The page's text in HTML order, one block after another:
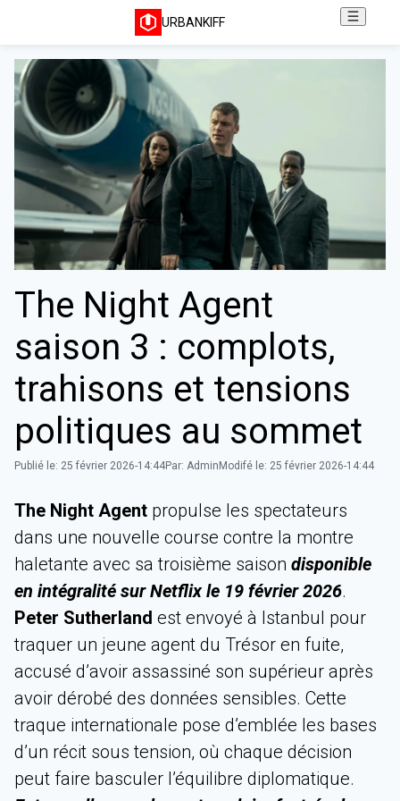
URBANKIFF
The Night Agent
saison 3 : complots,
trahisons et tensions
politiques au sommet
Publié le: 25 février 2026-14:44Par: Admin Modifé le: 25 février 2026-14:44
The Night Agent propulse les spectateurs
dans une nouvelle course contre la montre
haletante avec sa troisième saison disponible
en intégralité sur Netflix le 19 février 2026.
Peter Sutherland est envoyé à Istanbul pour
traquer un jeune agent du Trésor en fuite,
accusé d’avoir assassiné son supérieur après
avoir dérobé des données sensibles. Cette
traque internationale pose d’emblée les bases
d’un récit sous tension, où chaque décision
peut faire basculer l’équilibre diplomatique.